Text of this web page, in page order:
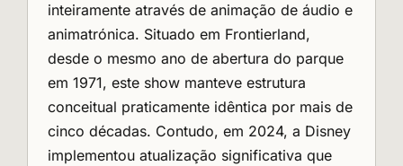
inteiramente através de animação de áudio e
animatrónica. Situado em Frontierland,
desde o mesmo ano de abertura do parque
em 1971, este show manteve estrutura
conceitual praticamente idêntica por mais de
cinco décadas. Contudo, em 2024, a Disney
implementou atualização significativa que